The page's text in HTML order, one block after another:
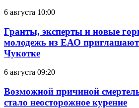
6 августа 10:00
Гранты, эксперты и новые
молодежь из ЕАО
Чукотке
6 августа 09:20
Возможной причиной
стало неосторожное курение